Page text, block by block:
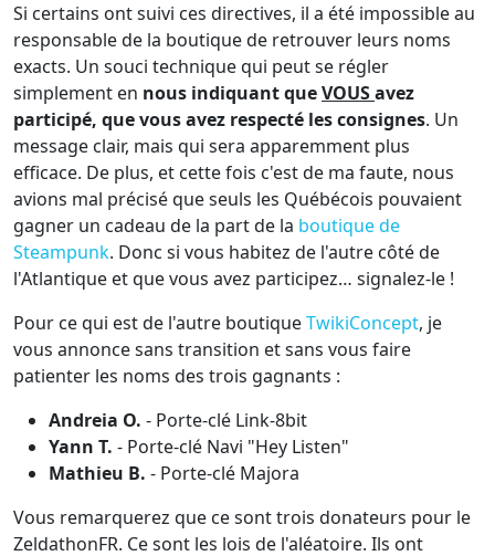
Si certains ont suivi ces directives, il a été impossible au
responsable de la boutique de retrouver leurs noms
exacts. Un souci technique qui peut se régler
simplement en nous indiquant queVOUSavez
participé, que vous avez respecté les consignes. Un
message clair, mais qui sera apparemment plus
efficace. De plus, et cette fois c'est de ma faute, nous
avions mal précisé que seuls les Québécois pouvaient
gagner un cadeau de la part de la boutique de
Steampunk. Donc si vous habitez de l'autre côté de
l'Atlantique et que vous avez participez… signalez-le !
Pour ce qui est de l'autre boutiqueTwikiConcept, je
vous annonce sans transition et sans vous faire
patienter les noms des trois gagnants :
Andreia O. - Porte-clé Link-8bit
Yann T. - Porte-clé Navi "Hey Listen"
Mathieu B. - Porte-clé Majora
Vous remarquerez que ce sont trois donateurs pour le
ZeldathonFR. Ce sont les lois de l'aléatoire. Ils ont